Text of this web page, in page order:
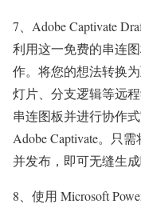
7、Adobe Captivate
利用这一免费的串连
作。将您的想法转换
灯片、分支逻辑等远
串连图板并进行协作
Adobe Captivate。只
并发布，即可无缝生成
8、使用 Microsoft